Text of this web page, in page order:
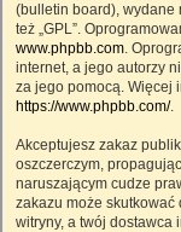
(bulletin board), wydane
też „GPL”.
www.phpbb.com.
internet, a jego autorzy
za jego pomocą. Więcej
https://www.phpbb.com/.
Akceptujesz zakaz
oszczerczym,
naruszającym cudze
zakazu może skutkować
witryny, a twój dostawca